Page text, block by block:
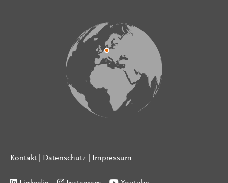
Kontakt Datenschutz Impressum